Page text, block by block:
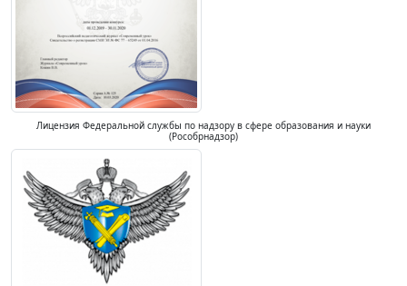
Лицензия Федеральной службы по надзору в сфере образования и науки
(Рособрнадзор)